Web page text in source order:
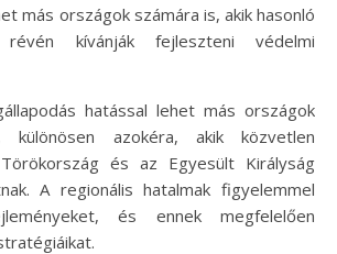
más országok számára is, akik hasonló
révén kívánják fejleszteni védelmi
hatással lehet más országok
különösen azokéra, akik közvetlen
és az Egyesült Királyság
A regionális hatalmak figyelemmel
és ennek megfelelően